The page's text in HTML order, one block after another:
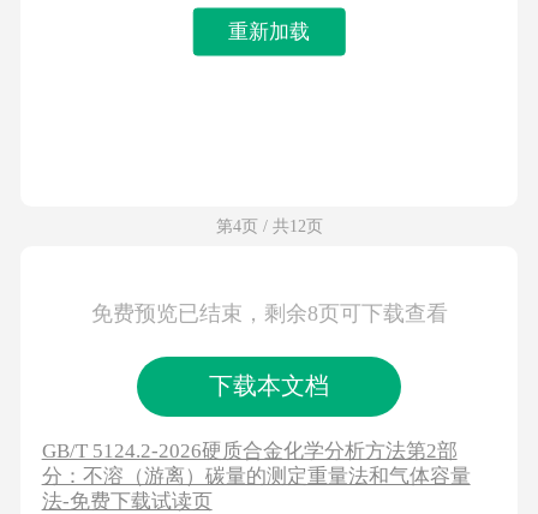
重新加载
第4页 / 共12页
免费预览已结束，剩余8页可下载查看
下载本文档
GB/T 5124.2-2026硬质合金化学分析方法第2部
分：不溶（游离）碳量的测定重量法和气体容量
法-免费下载试读页